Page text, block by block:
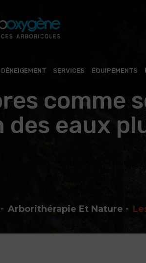
DÉNEIGEMENT SERVICES ÉQUIPEMENTS
comme
des eaux
Arborithérapie Et Nature